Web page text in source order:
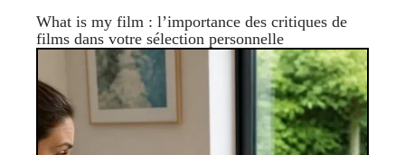
What is my film : l’importance des critiques de
films dans votre sélection personnelle